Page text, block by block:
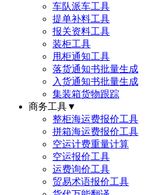
车队派车工具
提单补料工具
报关资料工具
装柜工具
甩柜通知工具
落货通知书批量生成
入货通知书批量生成
集装箱货物跟踪
商务工具▼
整柜海运费报价工具
拼箱海运费报价工具
空运计费重量计算
空运报价工具
运费询价工具
贸易术语报价工具